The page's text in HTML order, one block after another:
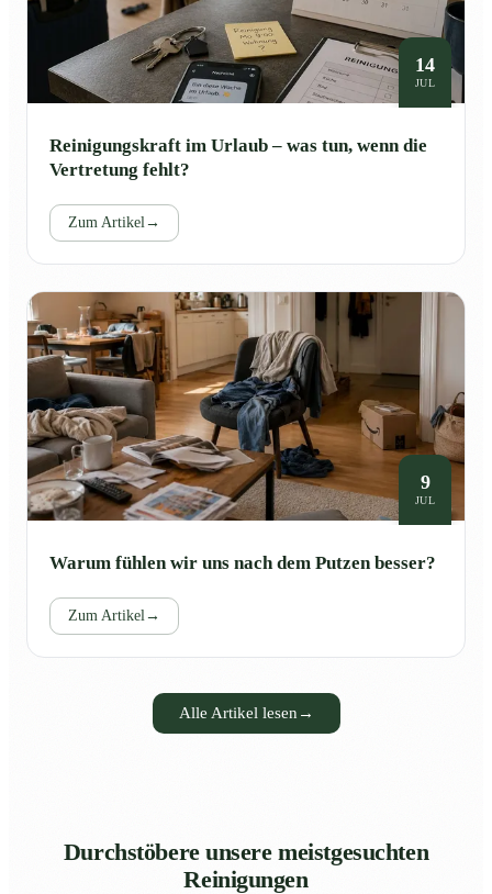
14
JUL
Reinigungskraft im Urlaub – was tun, wenn die
Vertretung fehlt?
Zum Artikel →
9
JUL
Warum fühlen wir uns nach dem Putzen besser?
Zum Artikel →
Alle Artikel lesen →
Durchstöbere unsere meistgesuchten
Reinigungen